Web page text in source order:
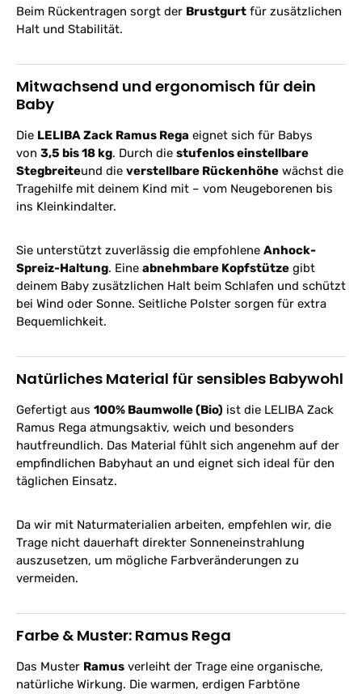
Beim Rückentragen sorgt der Brustgurt für zusätzlichen
Halt und Stabilität.
Mitwachsend und ergonomisch für dein
Baby
Die LELIBA Zack Ramus Rega eignet sich für Babys
von 3,5 bis 18 kg. Durch die stufenlos einstellbare
Stegbreiteund die verstellbare Rückenhöhe wächst die
Tragehilfe mit deinem Kind mit – vom Neugeborenen bis
ins Kleinkindalter.
Sie unterstützt zuverlässig die empfohlene Anhock-
Spreiz-Haltung. Eine abnehmbare Kopfstütze gibt
deinem Baby zusätzlichen Halt beim Schlafen und schützt
bei Wind oder Sonne. Seitliche Polster sorgen für extra
Bequemlichkeit.
Natürliches Material für sensibles Babywohl
Gefertigt aus 100% Baumwolle (Bio) ist die LELIBA Zack
Ramus Rega atmungsaktiv, weich und besonders
hautfreundlich. Das Material fühlt sich angenehm auf der
empfindlichen Babyhaut an und eignet sich ideal für den
täglichen Einsatz.
Da wir mit Naturmaterialien arbeiten, empfehlen wir, die
Trage nicht dauerhaft direkter Sonneneinstrahlung
auszusetzen, um mögliche Farbveränderungen zu
vermeiden.
Farbe & Muster: Ramus Rega
Das Muster Ramus verleiht der Trage eine organische,
natürliche Wirkung. Die warmen, erdigen Farbtöne